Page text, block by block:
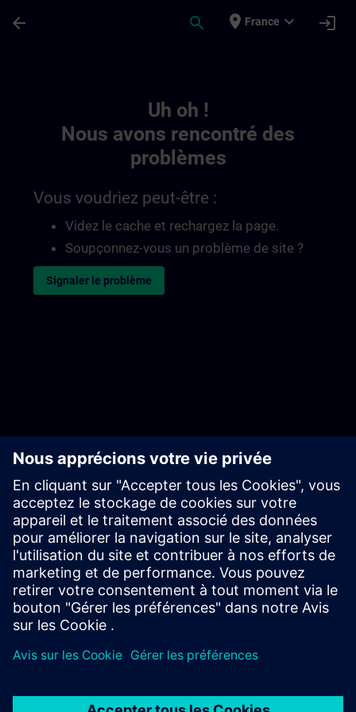
arrow_back search place France expand_more login
Uh oh !
Nous avons rencontré des
problèmes
Vous voudriez peut-être :
Videz le cache et rechargez la page.
Soupçonnez-vous un problème de site ?
Signaler le problème